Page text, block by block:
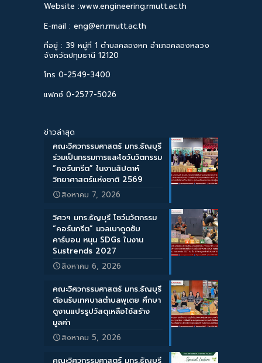
Website :www.engineering.rmutt.ac.th
E-mail : eng@en.rmutt.ac.th
ที่อยู่ : 39 หมู่ที่ 1 ตำบลคลองหก อำเภอคลองหลวง
จังหวัดปทุมธานี 12120
โทร 0-2549-3400
แฟกซ์ 0-2577-5026
ข่าวล่าสุด
คณะวิศวกรรมศาสตร์ มทร.ธัญบุรี
ร่วมเป็นกรรมการและโชว์นวัตกรรม
“คอร์นกรีต” ในงานสัปดาห์
วิทยาศาสตร์แห่งชาติ 2569
สิงหาคม 7, 2026
วิศวฯ มทร.ธัญบุรี โชว์นวัตกรรม
“คอร์นกรีต” มวลเบาดูดซับ
คาร์บอน หนุน SDGs ในงาน
Sustrends 2027
สิงหาคม 6, 2026
คณะวิศวกรรมศาสตร์ มทร.ธัญบุรี
ต้อนรับเทศบาลตำบลพุเตย ศึกษา
ดูงานแปรรูปวัสดุเหลือใช้สร้าง
มูลค่า
สิงหาคม 5, 2026
คณะวิศวกรรมศาสตร์ มทร.ธัญบุรี